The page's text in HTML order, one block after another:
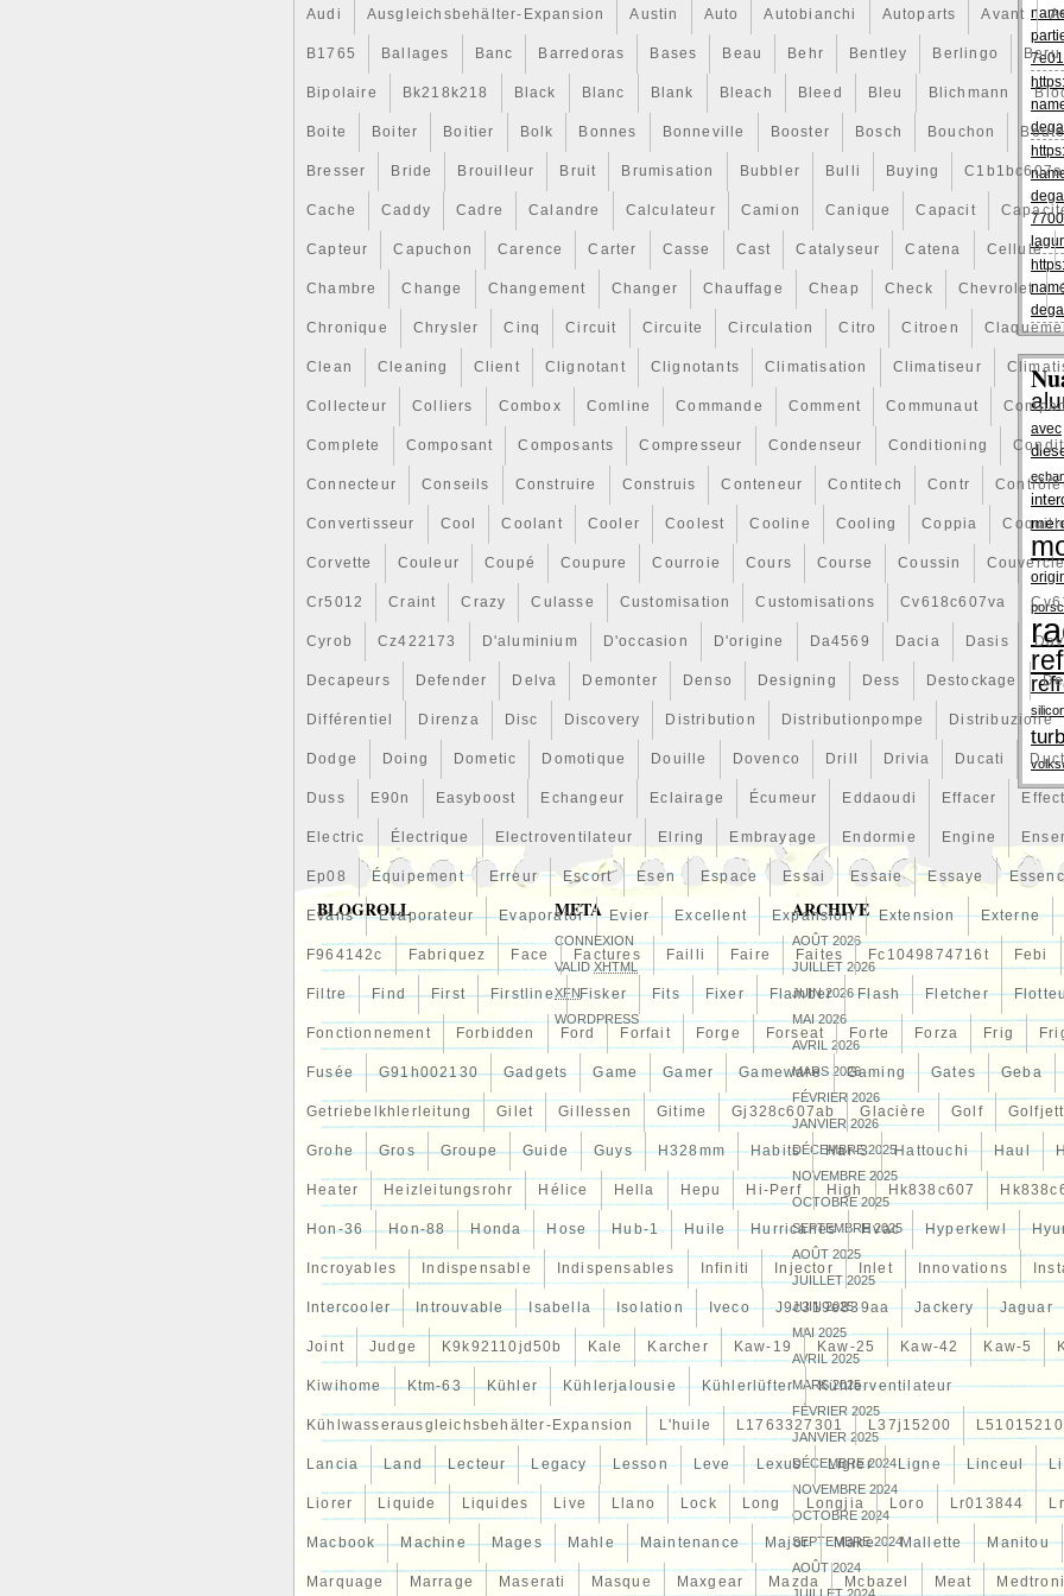
Audi Ausgleichsbehälter-Expansion Austin Auto Autobianchi Autoparts Avant
B1765 Ballages Banc Barredoras Bases Beau Behr Bentley Berlingo Beru
Bipolaire Bk218k218 Black Blanc Blank Bleach Bleed Bleu Blichmann
Boite Boiter Boitier Bolk Bonnes Bonneville Booster Bosch Bouchon
Bresser Bride Brouilleur Bruit Brumisation Bubbler Bulli Buying
Cache Caddy Cadre Calandre Calculateur Camion Canique Capacit
Capteur Capuchon Carence Carter Casse Cast Catalyseur Catena Cellule
Chambre Change Changement Changer Chauffage Cheap Check Chevrolet
Chronique Chrysler Cinq Circuit Circuite Circulation Citro Citroen
Clean Cleaning Client Clignotant Clignotants Climatisation Climatiseur
Collecteur Colliers Combox Comline Commande Comment Communaut
Complete Composant Composants Compresseur Condenseur Conditioning
Connecteur Conseils Construire Construis Conteneur Contitech Contr
Convertisseur Cool Coolant Cooler Coolest Cooline Cooling Coppia
Corvette Couleur Coupé Coupure Courroie Cours Course Coussin
Cr5012 Craint Crazy Culasse Customisation Customisations Cv618c607va
Cyrob Cz422173 D'aluminium D'occasion D'origine Da4569 Dacia Dasis
Decapeurs Defender Delva Demonter Denso Designing Dess Destockage
Différentiel Direnza Disc Discovery Distribution Distributionpompe Distribuzione
Dodge Doing Dometic Domotique Douille Dovenco Drill Drivia Ducati
Duss E90n Easyboost Echangeur Eclairage Écumeur Eddaoudi Effacer
Electric Électrique Electroventilateur Elring Embrayage Endormie Engine
Ep08 Équipement Erreur Escort Esen Espace Essai Essaie Essaye
Evans Evaporateur Evaporator Evier Excellent Expansion Extension Externe
F964142c Fabriquez Face Factures Failli Faire Faites Fc1049874716t Febi
Filtre Find First Firstline Fisker Fits Fixer Flamber Flash Fletcher
Fonctionnement Forbidden Ford Forfait Forge Forseat Forte Forza Frig
Fusée G91h002130 Gadgets Game Gamer Gameware Gaming Gates Geba
Getriebelkhlerleitung Gilet Gillessen Gitime Gj328c607ab Glacière Golf
Grohe Gros Groupe Guide Guys H328mm Habits Har-3 Hattouchi Haul
Heater Heizleitungsrohr Hélice Hella Hepu Hi-Perf High Hk838c607
Hon-36 Hon-88 Honda Hose Hub-1 Huile Hurricanes Hvac Hyperkewl
Incroyables Indispensable Indispensables Infiniti Injector Inlet Innovations
Intercooler Introuvable Isabella Isolation Iveco J9c319e839aa Jackery Jaguar
Joint Judge K9k92110jd50b Kale Karcher Kaw-19 Kaw-25 Kaw-42 Kaw-5
Kiwihome Ktm-63 Kühler Kühlerjalousie Kühlerlüfter Kühlerventilateur
Kühlwasserausgleichsbehälter-Expansion L'huile L1763327301 L37j15200
Lancia Land Lecteur Legacy Lesson Leve Lexus Ligier Ligne Linceul
Liorer Liquide Liquides Live Llano Lock Long Longjia Loro Lr013844
Macbook Machine Mages Mahle Maintenance Major Make Mallette Manitou
Marquage Marrage Maserati Masque Maxgear Mazda Mcbazel Meat
avec
BLOGROLL META
CONNEXION
VALIDXHTML
XFN
WORDPRESS
ARCHIVE
AOÛT 2026
JUILLET 2026
JUIN 2026
MAI 2026
AVRIL 2026
MARS 2026
FÉVRIER 2026
JANVIER 2026
DÉCEMBRE 2025
NOVEMBRE 2025
OCTOBRE 2025
SEPTEMBRE 2025
AOÛT 2025
JUILLET 2025
JUIN 2025
MAI 2025
AVRIL 2025
MARS 2025
FÉVRIER 2025
JANVIER 2025
DÉCEMBRE 2024
NOVEMBRE 2024
OCTOBRE 2024
SEPTEMBRE 2024
AOÛT 2024